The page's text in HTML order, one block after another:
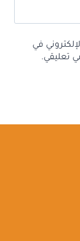
في
تعليقي.